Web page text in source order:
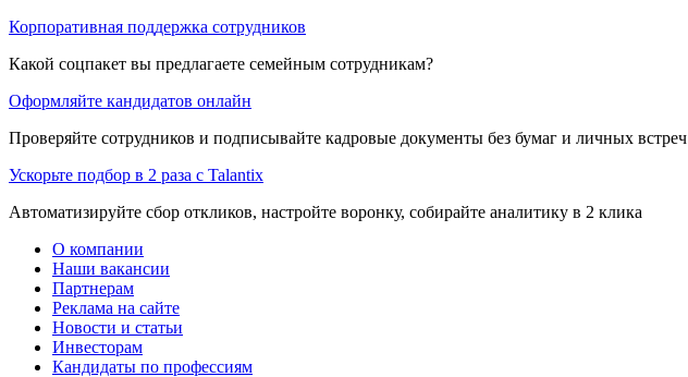
Корпоративная поддержка сотрудников
Какой соцпакет вы предлагаете семейным сотрудникам?
Оформляйте кандидатов онлайн
Проверяйте сотрудников и подписывайте кадровые документы без бумаг и личных встреч
Ускорьте подбор в 2 раза с Talantix
Автоматизируйте сбор откликов, настройте воронку, собирайте аналитику в 2 клика
О компании
Наши вакансии
Партнерам
Реклама на сайте
Новости и статьи
Инвесторам
Кандидаты по профессиям